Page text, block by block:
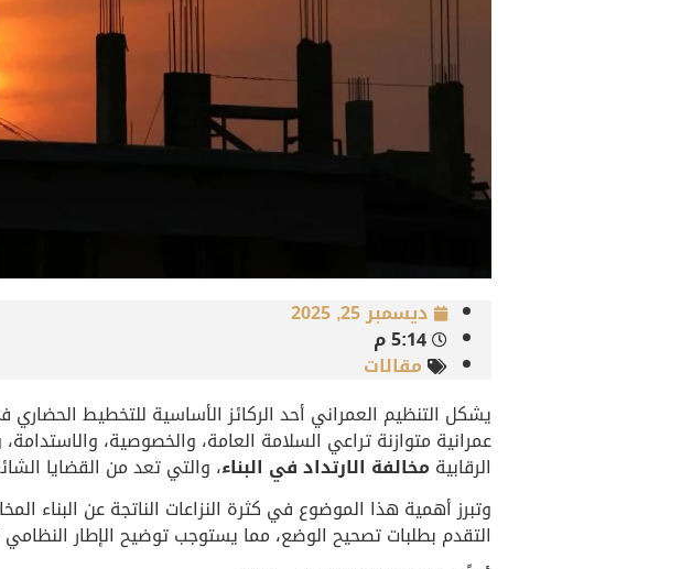
ديسمبر 25, 2025
5:14 م
مقالات
يشكل التنظيم العمراني أحد الركائز الأساسية للتخطيط
عمرانية متوازنة تراعي السلامة العامة، والخصوصية،
الرقابية مخالفة الارتداد في البناء، والتي تعد من القضايا
وتبرز أهمية هذا الموضوع في كثرة النزاعات الناتجة عن البناء
التقدم بطلبات تصحيح الوضع، مما يستوجب توضيح الإطار النظامي